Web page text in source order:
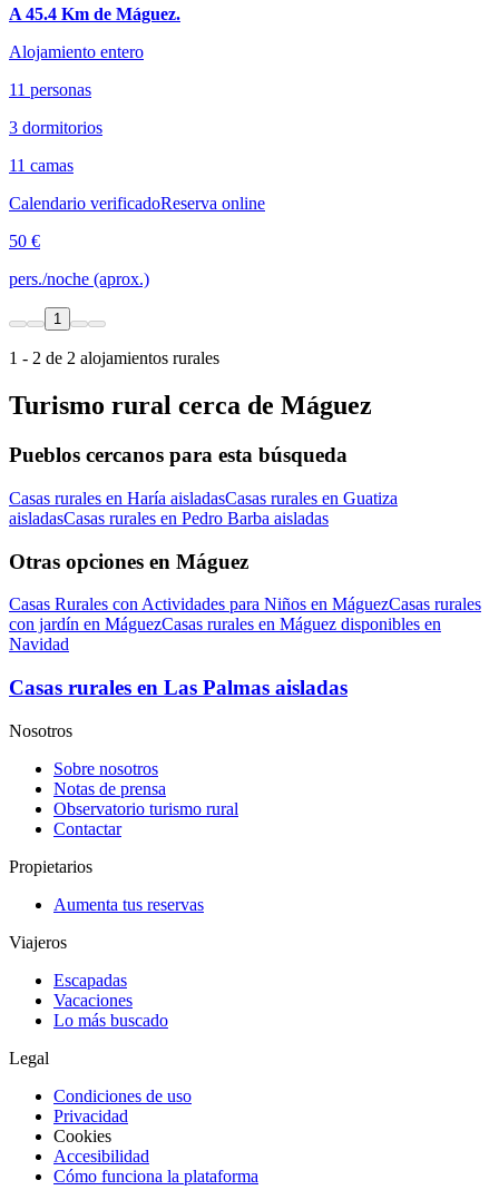
A 45.4 Km de Máguez.
Alojamiento entero
11 personas
3 dormitorios
11 camas
Calendario verificadoReserva online
50 €
pers./noche (aprox.)
1
1 - 2 de 2 alojamientos rurales
Turismo rural cerca de Máguez
Pueblos cercanos para esta búsqueda
Casas rurales en Haría aisladasCasas rurales en Guatiza
aisladasCasas rurales en Pedro Barba aisladas
Otras opciones en Máguez
Casas Rurales con Actividades para Niños en MáguezCasas rurales
con jardín en MáguezCasas rurales en Máguez disponibles en
Navidad
Casas rurales en Las Palmas aisladas
Nosotros
Sobre nosotros
Notas de prensa
Observatorio turismo rural
Contactar
Propietarios
Aumenta tus reservas
Viajeros
Escapadas
Vacaciones
Lo más buscado
Legal
Condiciones de uso
Privacidad
Cookies
Accesibilidad
Cómo funciona la plataforma